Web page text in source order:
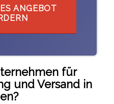
ANGEBOT
für
und Versand in